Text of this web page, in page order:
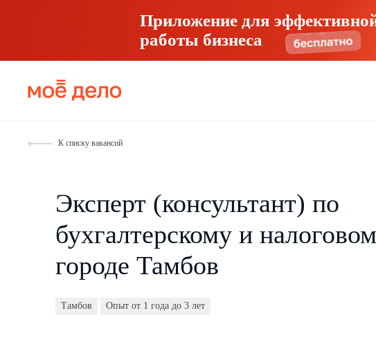
Приложение для
работы бизнеса
К списку вакансий
Эксперт (консультант) по
бухгалтерскому и
городе Тамбов
Тамбов Опыт от 1 года до 3 лет